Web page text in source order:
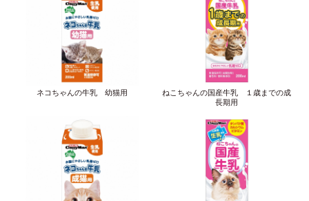
ネコちゃんの牛乳 幼猫用
ねこちゃんの国産牛乳 １歳までの成
長期用